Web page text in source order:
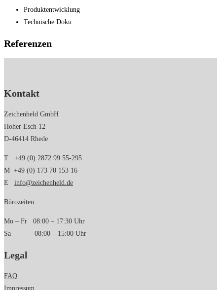
Produktentwicklung
Technische Doku
Referenzen
Kontakt
Zeichenheld GmbH
Hoher Esch 12
D-46414 Rhede
T +49 (0) 2872 99 55-295
M +49 (0) 173 70 153 16
E info@zeichenheld.de
Bürozeiten:
Mo – Fr 08:00 – 17:30 Uhr
Sa 08:00 – 15:00 Uhr
Legal
FAQ
Impressum